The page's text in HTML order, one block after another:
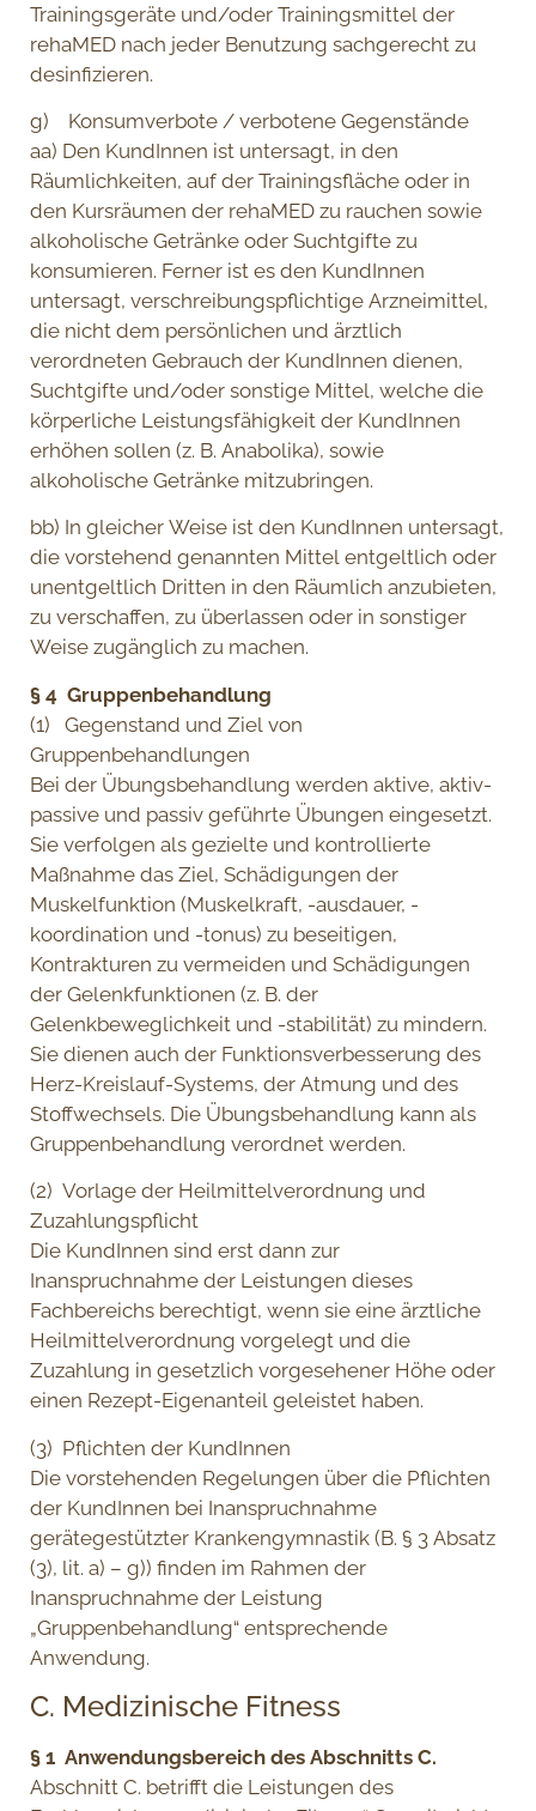
Trainingsgeräte und/oder Trainingsmittel der
rehaMED nach jeder Benutzung sachgerecht zu
desinfizieren.
g) Konsumverbote / verbotene Gegenstände
aa) Den KundInnen ist untersagt, in den
Räumlichkeiten, auf der Trainingsfläche oder in
den Kursräumen der rehaMED zu rauchen sowie
alkoholische Getränke oder Suchtgifte zu
konsumieren. Ferner ist es den KundInnen
untersagt, verschreibungspflichtige Arzneimittel,
die nicht dem persönlichen und ärztlich
verordneten Gebrauch der KundInnen dienen,
Suchtgifte und/oder sonstige Mittel, welche die
körperliche Leistungsfähigkeit der KundInnen
erhöhen sollen (z. B. Anabolika), sowie
alkoholische Getränke mitzubringen.
bb) In gleicher Weise ist den KundInnen untersagt,
die vorstehend genannten Mittel entgeltlich oder
unentgeltlich Dritten in den Räumlich anzubieten,
zu verschaffen, zu überlassen oder in sonstiger
Weise zugänglich zu machen.
§ 4 Gruppenbehandlung
(1) Gegenstand und Ziel von
Gruppenbehandlungen
Bei der Übungsbehandlung werden aktive, aktiv-
passive und passiv geführte Übungen eingesetzt.
Sie verfolgen als gezielte und kontrollierte
Maßnahme das Ziel, Schädigungen der
Muskelfunktion (Muskelkraft, -ausdauer, -
koordination und -tonus) zu beseitigen,
Kontrakturen zu vermeiden und Schädigungen
der Gelenkfunktionen (z. B. der
Gelenkbeweglichkeit und -stabilität) zu mindern.
Sie dienen auch der Funktionsverbesserung des
Herz-Kreislauf-Systems, der Atmung und des
Stoffwechsels. Die Übungsbehandlung kann als
Gruppenbehandlung verordnet werden.
(2) Vorlage der Heilmittelverordnung und
Zuzahlungspflicht
Die KundInnen sind erst dann zur
Inanspruchnahme der Leistungen dieses
Fachbereichs berechtigt, wenn sie eine ärztliche
Heilmittelverordnung vorgelegt und die
Zuzahlung in gesetzlich vorgesehener Höhe oder
einen Rezept-Eigenanteil geleistet haben.
(3) Pflichten der KundInnen
Die vorstehenden Regelungen über die Pflichten
der KundInnen bei Inanspruchnahme
gerätegestützter Krankengymnastik (B. § 3 Absatz
(3), lit. a) – g)) finden im Rahmen der
Inanspruchnahme der Leistung
„Gruppenbehandlung“ entsprechende
Anwendung.
C. Medizinische Fitness
§ 1 Anwendungsbereich des Abschnitts C.
Abschnitt C. betrifft die Leistungen des